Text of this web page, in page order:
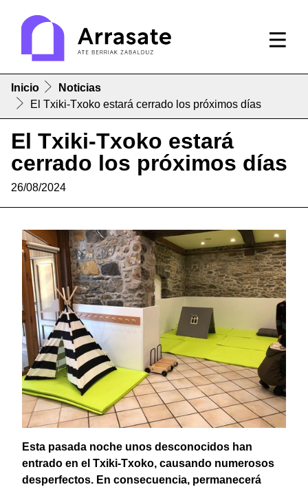
Inicio
Noticias
El Txiki-Txoko estará cerrado los próximos días
El Txiki-Txoko estará
cerrado los próximos días
26/08/2024
Esta pasada noche unos desconocidos han
entrado en el Txiki-Txoko, causando numerosos
desperfectos. En consecuencia, permanecerá